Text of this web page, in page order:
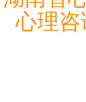
心理